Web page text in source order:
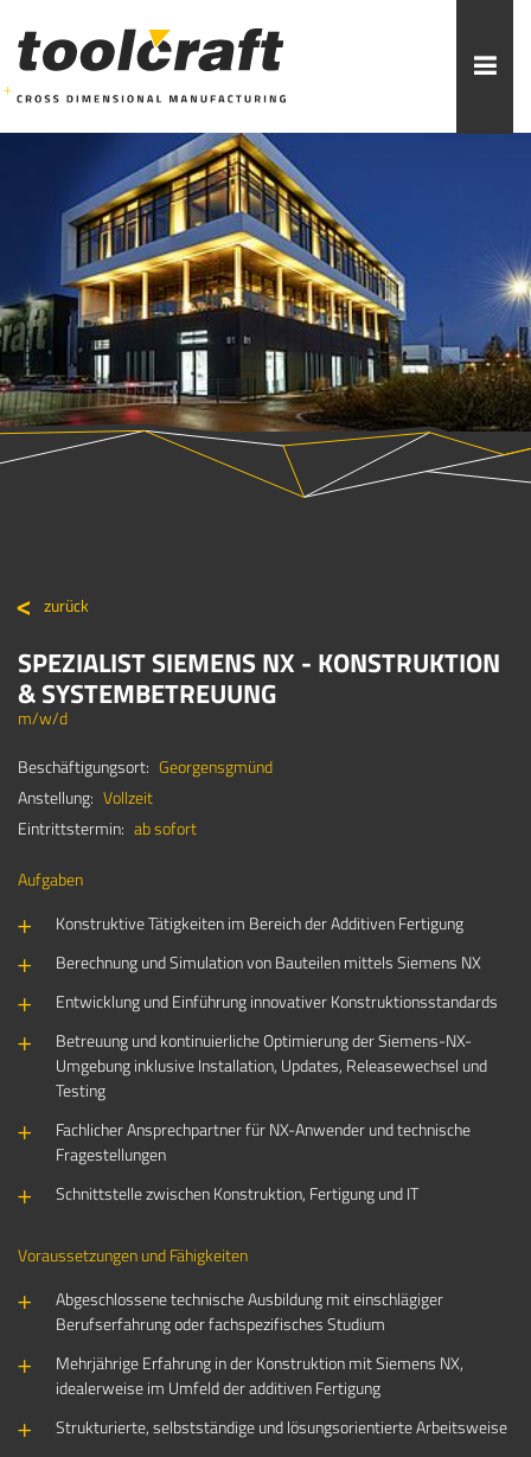
zurück
SPEZIALIST SIEMENS NX - KONSTRUKTION
& SYSTEMBETREUUNG
m/w/d
Beschäftigungsort: Georgensgmünd
Anstellung: Vollzeit
Eintrittstermin: ab sofort
Aufgaben
Konstruktive Tätigkeiten im Bereich der Additiven Fertigung
Berechnung und Simulation von Bauteilen mittels Siemens NX
Entwicklung und Einführung innovativer Konstruktionsstandards
Betreuung und kontinuierliche Optimierung der Siemens-NX-
Umgebung inklusive Installation, Updates, Releasewechsel und
Testing
Fachlicher Ansprechpartner für NX-Anwender und technische
Fragestellungen
Schnittstelle zwischen Konstruktion, Fertigung und IT
Voraussetzungen und Fähigkeiten
Abgeschlossene technische Ausbildung mit einschlägiger
Berufserfahrung oder fachspezifisches Studium
Mehrjährige Erfahrung in der Konstruktion mit Siemens NX,
idealerweise im Umfeld der additiven Fertigung
Strukturierte, selbstständige und lösungsorientierte Arbeitsweise
Weitere Themen zur Auswahl:
ADDITIVE FERTIGUNG ROBOTIK ZERSPANUNG
SPRITZGUSS FORMENBAU WERKZEUGBAU
ÜBER TOOLCRAFT KONTAKT/ANSPRECHPARTNER
STELLENANGEBOTE AUSBILDUNG PRAKTIKUM